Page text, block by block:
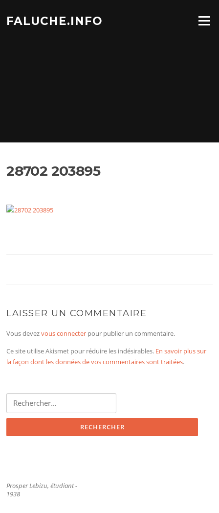
contenu
FALUCHE.INFO Menu
28702 203895
LAISSER UN COMMENTAIRE
Vous devezvous connecter pour publier un commentaire.
Ce site utilise Akismet pour réduire les indésirables. En savoir plus sur
la façon dont les données de vos commentaires sont traitées.
Rechercher :
Prosper Lebizu, étudiant -
1938